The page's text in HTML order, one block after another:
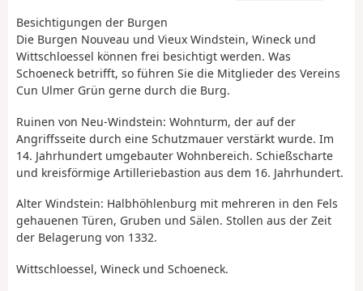
Besichtigungen der Burgen
Die Burgen Nouveau und Vieux Windstein, Wineck und
Wittschloessel können frei besichtigt werden. Was
Schoeneck betrifft, so führen Sie die Mitglieder des Vereins
Cun Ulmer Grün gerne durch die Burg.
Ruinen von Neu-Windstein: Wohnturm, der auf der
Angriffsseite durch eine Schutzmauer verstärkt wurde. Im
14. Jahrhundert umgebauter Wohnbereich. Schießscharte
und kreisförmige Artilleriebastion aus dem 16. Jahrhundert.
Alter Windstein: Halbhöhlenburg mit mehreren in den Fels
gehauenen Türen, Gruben und Sälen. Stollen aus der Zeit
der Belagerung von 1332.
Wittschloessel, Wineck und Schoeneck.